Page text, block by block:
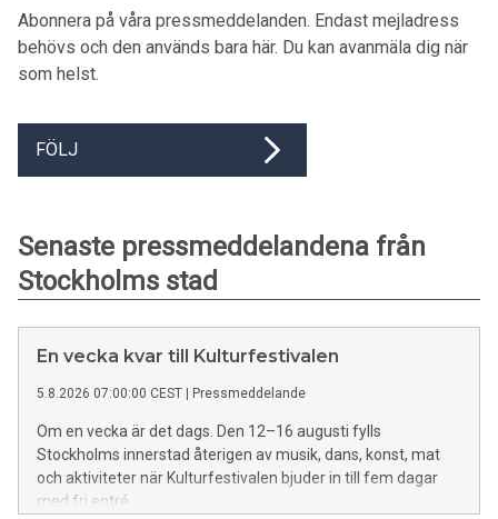
Abonnera på våra pressmeddelanden. Endast mejladress
behövs och den används bara här. Du kan avanmäla dig när
som helst.
FÖLJ
Senaste pressmeddelandena från
Stockholms stad
En vecka kvar till Kulturfestivalen
5.8.2026 07:00:00 CEST Pressmeddelande
Om en vecka är det dags. Den 12–16 augusti fylls
Stockholms innerstad återigen av musik, dans, konst, mat
och aktiviteter när Kulturfestivalen bjuder in till fem dagar
med fri entré.